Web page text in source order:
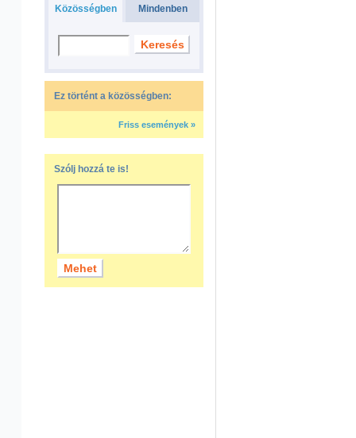
Közösségben Mindenben
Ez történt a közösségben:
Friss események »
Szólj hozzá te is!